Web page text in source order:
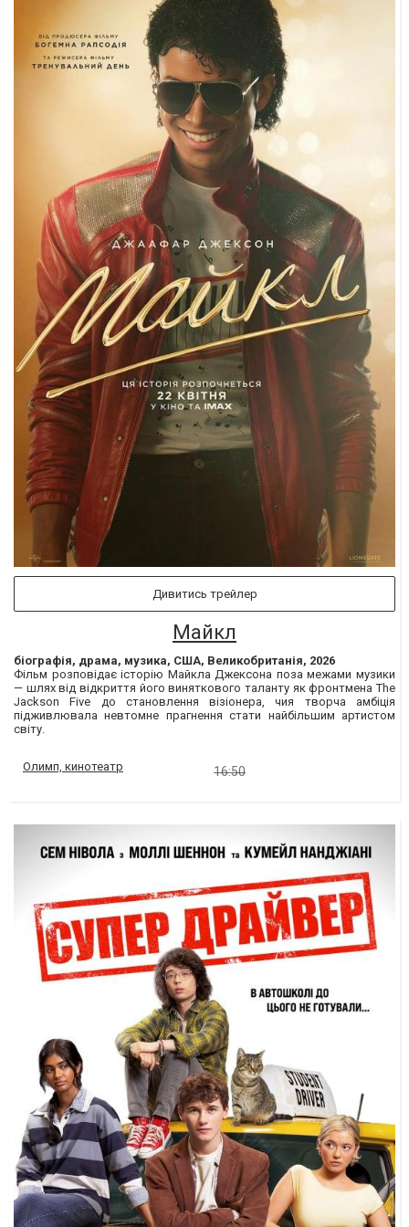
Дивитись трейлер
Майкл
біографія, драма, музика, США, Великобританія, 2026
Фільм розповідає історію Майкла Джексона поза межами музики
— шлях від відкриття його виняткового таланту як фронтмена The
Jackson Five до становлення візіонера, чия творча амбіція
підживлювала невтомне прагнення стати найбільшим артистом
світу.
Олимп, кинотеатр 16:50